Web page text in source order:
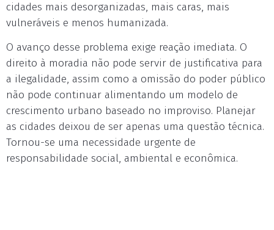
cidades mais desorganizadas, mais caras, mais
vulneráveis e menos humanizada.
O avanço desse problema exige reação imediata. O
direito à moradia não pode servir de justificativa para
a ilegalidade, assim como a omissão do poder público
não pode continuar alimentando um modelo de
crescimento urbano baseado no improviso. Planejar
as cidades deixou de ser apenas uma questão técnica.
Tornou-se uma necessidade urgente de
responsabilidade social, ambiental e econômica.